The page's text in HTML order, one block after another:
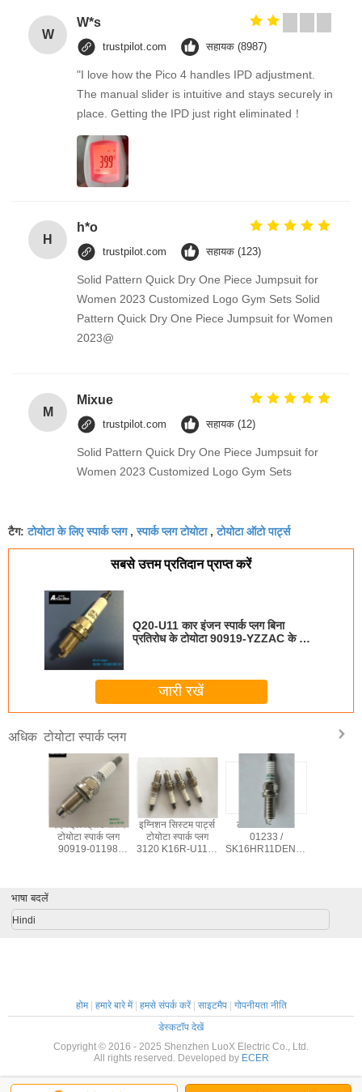
W
W*s
trustpilot.com सहायक (8987)
"I love how the Pico 4 handles IPD adjustment.
The manual slider is intuitive and stays securely in
place. Getting the IPD just right eliminated！
H
h*o
trustpilot.com सहायक (123)
Solid Pattern Quick Dry One Piece Jumpsuit for
Women 2023 Customized Logo Gym Sets Solid
Pattern Quick Dry One Piece Jumpsuit for Women
2023@
M
Mixue
trustpilot.com सहायक (12)
Solid Pattern Quick Dry One Piece Jumpsuit for
Women 2023 Customized Logo Gym Sets
टैग:टोयोटा के लिए स्पार्क प्लग,स्पार्क प्लग टोयोटा,टोयोटा ऑटो पार्ट्स
सबसे उत्तम प्रतिदान प्राप्त करें
Q20-U11 कार इंजन स्पार्क प्लग बिना
प्रतिरोध के टोयोटा 90919-YZZAC के लिए
जारी रखें
अधिक टोयोटा स्पार्क प्लग
दोहरे इलेक्ट्रोड सफेद
टोयोटा स्पार्क प्लग
90919-01198
इग्निशन सिस्टम पार्ट्स
टोयोटा स्पार्क प्लग
3120 K16R-U11 U
टोयोटा 90919-
01233 /
SK16HR11DENSO
भाषा बदलें
Hindi
होम| हमारे बारे में| हमसे संपर्क करें| साइटमैप| गोपनीयता नीति
डेस्कटॉप देखें
Copyright © 2016 - 2025 Shenzhen LuoX Electric Co., Ltd.
All rights reserved. Developed by ECER